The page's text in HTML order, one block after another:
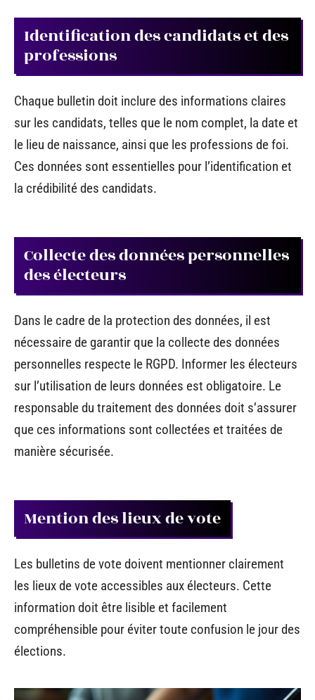
Identification des candidats et des
professions
Chaque bulletin doit inclure des informations claires
sur les candidats, telles que le nom complet, la date et
le lieu de naissance, ainsi que les professions de foi.
Ces données sont essentielles pour l’identification et
la crédibilité des candidats.
Collecte des données personnelles
des électeurs
Dans le cadre de la protection des données, il est
nécessaire de garantir que la collecte des données
personnelles respecte le RGPD. Informer les électeurs
sur l’utilisation de leurs données est obligatoire. Le
responsable du traitement des données doit s’assurer
que ces informations sont collectées et traitées de
manière sécurisée.
Mention des lieux de vote
Les bulletins de vote doivent mentionner clairement
les lieux de vote accessibles aux électeurs. Cette
information doit être lisible et facilement
compréhensible pour éviter toute confusion le jour des
élections.